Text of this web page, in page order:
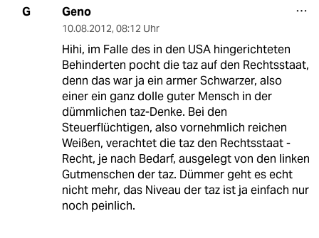
G Geno
10.08.2012, 08:12 Uhr
Hihi, im Falle des in den USA hingerichteten
Behinderten pocht die taz auf den Rechtsstaat,
denn das war ja ein armer Schwarzer, also
einer ein ganz dolle guter Mensch in der
dümmlichen taz-Denke. Bei den
Steuerflüchtigen, also vornehmlich reichen
Weißen, verachtet die taz den Rechtsstaat -
Recht, je nach Bedarf, ausgelegt von den linken
Gutmenschen der taz. Dümmer geht es echt
nicht mehr, das Niveau der taz ist ja einfach nur
noch peinlich.